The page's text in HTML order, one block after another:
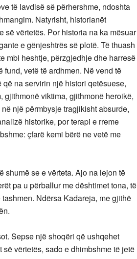
të lavdisë së përhershme, ndoshta
Natyrisht, historianët
së vërtetës. Por historia na ka mësuar
e gënjeshtrës së plotë. Të thuash
mbi heshtje, përzgjedhje dhe harresë
vetë të ardhmen. Në vend të
na servirin një histori qetësuese,
viktima, gjithmonë heroikë,
një përmbysje tragjikisht absurde,
historike, por terapi e rreme
çfarë kemi bërë ne vetë me
shumë se e vërteta. Ajo na lejon të
pa u përballur me dështimet tona, të
Ndërsa Kadareja, me gjithë
Sepse një shoqëri që ushqehet
vërtetës, sado e dhimbshme të jetë